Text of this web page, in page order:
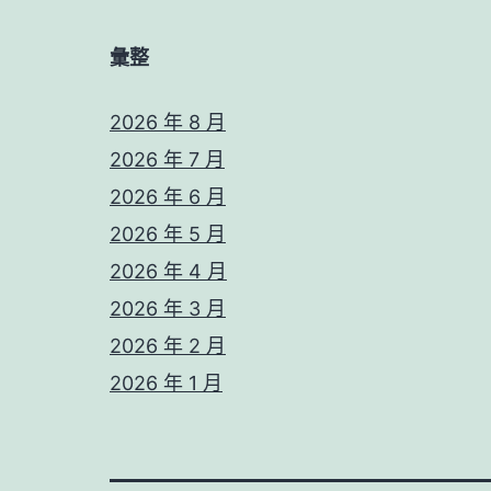
彙整
2026 年 8 月
2026 年 7 月
2026 年 6 月
2026 年 5 月
2026 年 4 月
2026 年 3 月
2026 年 2 月
2026 年 1 月